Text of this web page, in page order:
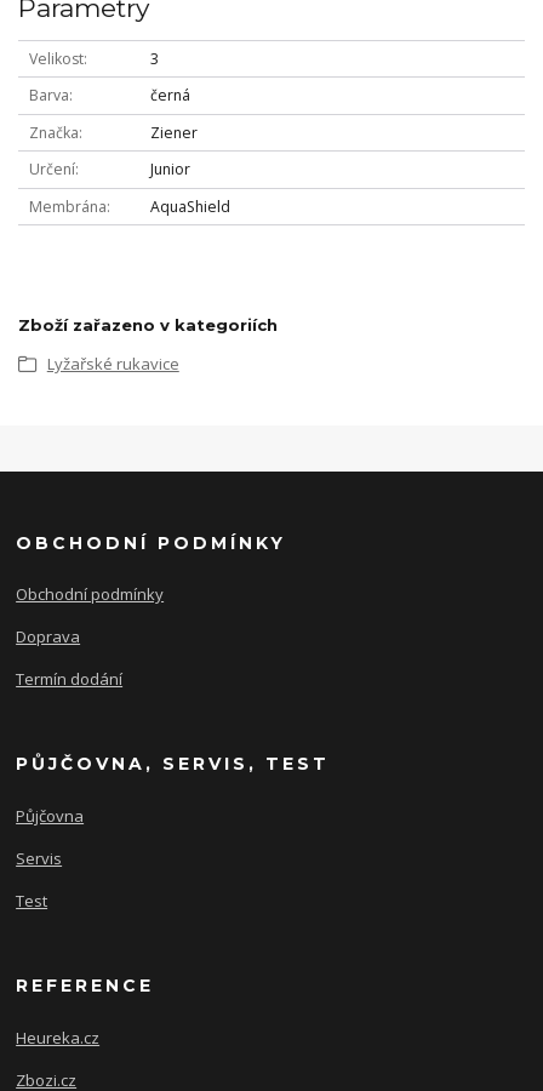
Parametry
Velikost
3
Barva
černá
Značka
Ziener
Určení
Junior
Membrána
AquaShield
Zboží zařazeno v kategoriích
Lyžařské rukavice
OBCHODNÍ PODMÍNKY
Obchodní podmínky
Doprava
Termín dodání
PŮJČOVNA, SERVIS, TEST
Půjčovna
Servis
Test
REFERENCE
Heureka.cz
Zbozi.cz